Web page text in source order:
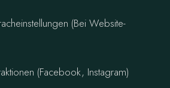
(bei Website-
(Facebook, Instagram)